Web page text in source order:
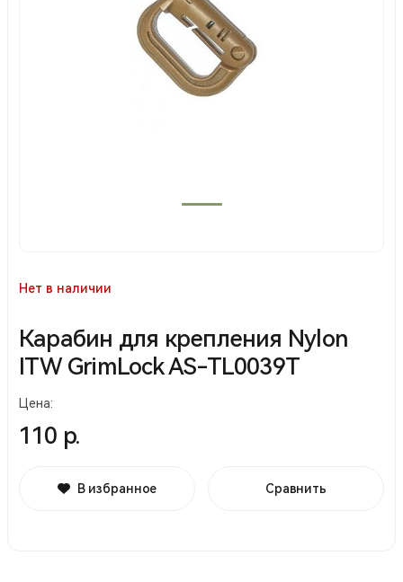
Нет в наличии
Карабин для крепления Nylon
ITW GrimLock AS-TL0039T
Цена:
110 р.
В избранное Сравнить